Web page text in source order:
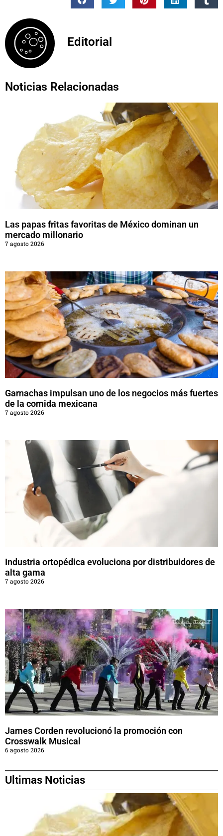
Editorial
Noticias Relacionadas
Las papas fritas favoritas de México dominan un
mercado millonario
7 agosto 2026
Garnachas impulsan uno de los negocios más fuertes
de la comida mexicana
7 agosto 2026
Industria ortopédica evoluciona por distribuidores de
alta gama
7 agosto 2026
James Corden revolucionó la promoción con
Crosswalk Musical
6 agosto 2026
Ultimas Noticias